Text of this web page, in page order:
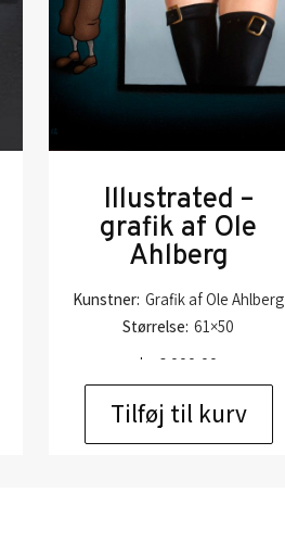
Illustrated –
grafik af Ole
Ahlberg
Kunstner: Grafik af Ole Ahlberg
Størrelse: 61×50
kr. 6.000,00
Tilføj til kurv